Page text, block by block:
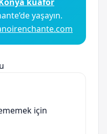
yaşayın.
için